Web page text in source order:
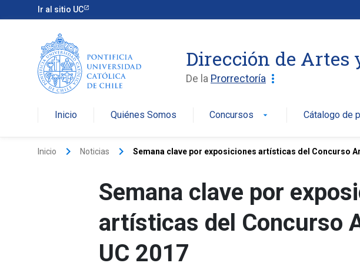
Ir al sitio UC
Dirección de Artes
De la Prorrectoría more_vert
Inicio Quiénes Somos Concursos arrow_drop_down Cátalogo de
Inicio keyboard_arrow_right Noticias keyboard_arrow_right Semana clave por exposiciones artísticas del Concurso
Semana clave por
artísticas del Concurso
UC 2017